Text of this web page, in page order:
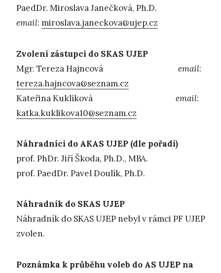
PaedDr. Miroslava Janečková, Ph.D.
email: miroslava.janeckova@ujep.cz
Zvolení zástupci do SKAS UJEP
Mgr. Tereza Hajncová email:
tereza.hajncova@seznam.cz
Kateřina Kuklíková email:
katka.kuklikova10@seznam.cz
Náhradníci do AKAS UJEP (dle pořadí)
prof. PhDr. Jiří Škoda, Ph.D., MBA.
prof. PaedDr. Pavel Doulík, Ph.D.
Náhradník do SKAS UJEP
Náhradník do SKAS UJEP nebyl v rámci PF UJEP
zvolen.
Poznámka k průběhu voleb do AS UJEP na